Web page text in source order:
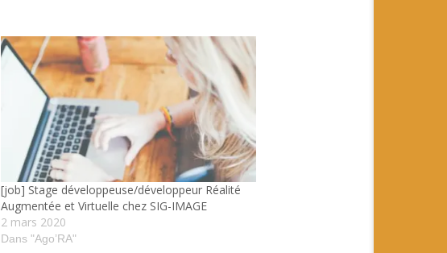
[job] Stage développeuse/développeur Réalité
Augmentée et Virtuelle chez SIG-IMAGE
2 mars 2020
Dans "Ago’RA"